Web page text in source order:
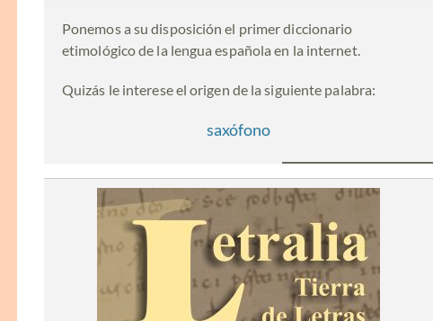
Ponemos a su disposición el primer diccionario
etimológico de la lengua española en la internet.
Quizás le interese el origen de la siguiente palabra:
saxófono